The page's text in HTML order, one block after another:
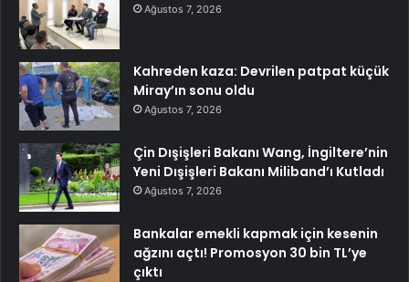
Ağustos 7, 2026
Kahreden kaza: Devrilen patpat küçük
Miray’ın sonu oldu
Ağustos 7, 2026
Çin Dışişleri Bakanı Wang, İngiltere’nin
Yeni Dışişleri Bakanı Miliband’ı Kutladı
Ağustos 7, 2026
Bankalar emekli kapmak için kesenin
ağzını açtı! Promosyon 30 bin TL’ye
çıktı